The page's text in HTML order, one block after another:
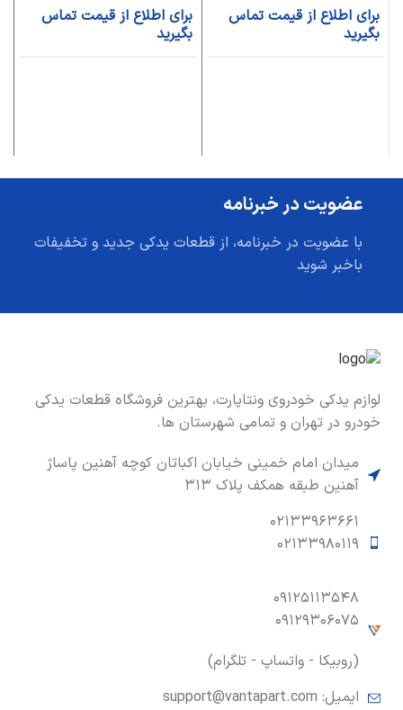
برای اطلاع از قیمت تماس
بگیرید
برای اطلاع از قیمت تماس
بگیرید
عضویت در خبرنامه
با عضویت در خبرنامه، از قطعات یدکی جدید و تخفیفات
باخبر شوید
لوازم یدکی خودروی ونتاپارت، بهترین فروشگاه قطعات یدکی
خودرو در تهران و تمامی شهرستان ها.
میدان امام خمینی خیابان اکباتان کوچه آهنین پاساژ
آهنین طبقه همکف پلاک ۳۱۳
۰۲۱۳۳۹۶۳۶۶۱
۰۲۱۳۳۹۸۰۱۱۹
۰۹۱۲۵۱۱۳۵۴۸
۰۹۱۲۹۳۰۶۰۷۵
(روبیکا - واتساپ - تلگرام)
ایمیل: support@vantapart.com